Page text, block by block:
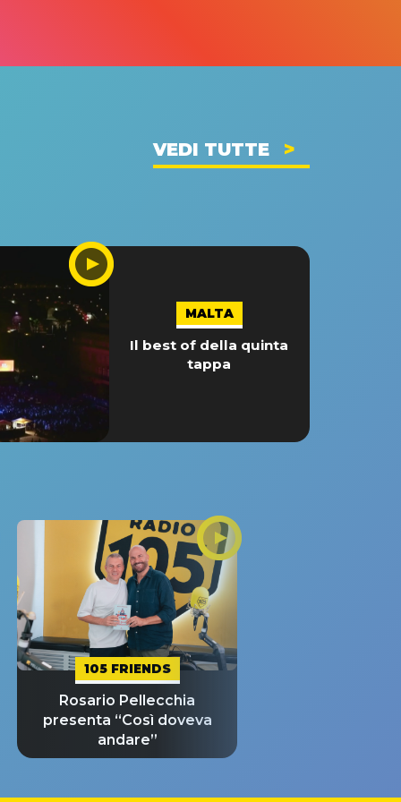
VEDI TUTTE
MALTA
Il best of della quinta
tappa
105 FRIENDS
Rosario Pellecchia
presenta “Così doveva
andare”